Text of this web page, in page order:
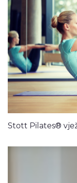
Stott Pilates®